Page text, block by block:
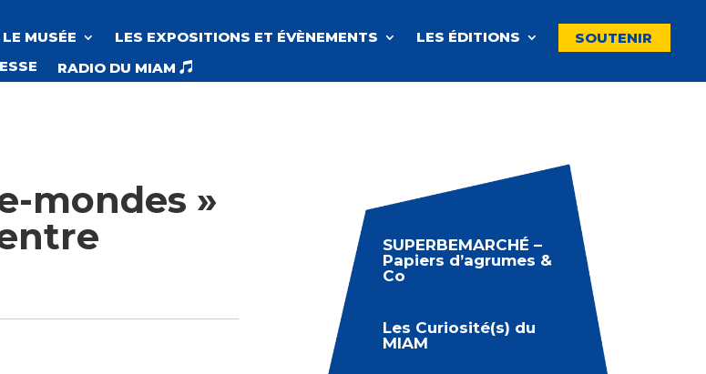
LE MUSÉE LES EXPOSITIONS ET ÉVÈNEMENTS LES ÉDITIONS
SOUTENIR
RADIO DU MIAM
mondes »
SUPERBEMARCHÉ –
Papiers d’agrumes &
Co
Les Curiosité(s) du
MIAM